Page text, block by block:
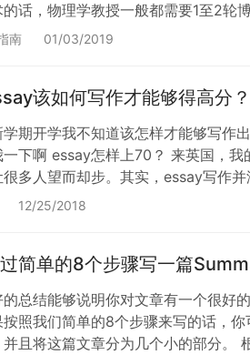
话，物理学教授一般都需要1至2轮
、化学也是好出国的行业。就业前
南 01/03/2019
该如何写作才能够得高分？
期开学我不知道该怎样才能够写作
一下啊 essay怎样上70？ 来英国，
多人望而却步。其实，essay写作
12/25/2018
简单的8个步骤写一篇
总结能够说明你对文章有一个很好
照我们简单的8个步骤来写的话，
并且将这篇文章分为几个小的部分。